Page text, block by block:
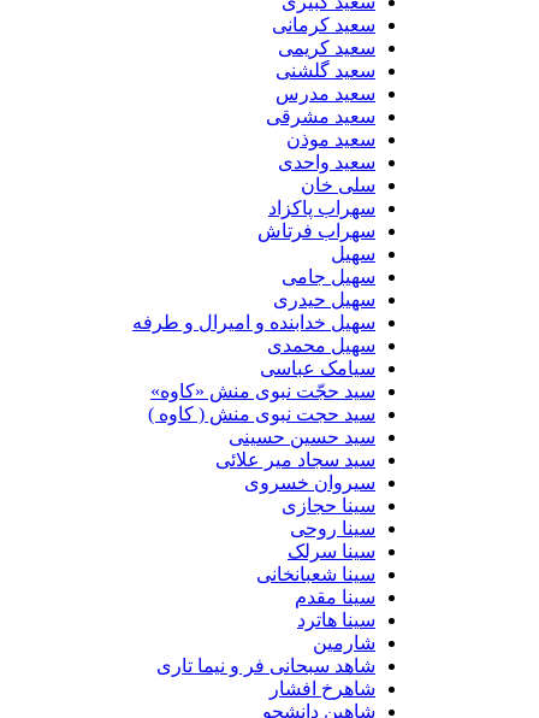
سعید کرمانی
سعید کریمی
سعید گلشنی
سعید مدرس
سعید مشرقی
سعید موذن
سعید واحدی
سلی خان
سهراب پاکزاد
سهراب فرتاش
سهیل
سهیل جامی
سهیل حیدری
سهیل خدابنده و امیرال و طرفه
سهیل محمدی
سیامک عباسی
سید حجّت نبوی منش «کاوه»
سید حجت نبوی منش ( کاوه )
سید حسین حسینى
سید سجاد میر علائی
سیروان خسروی
سینا حجازی
سینا روحی
سینا سرلک
سینا شعبانخانی
سینا مقدم
سینا هاترد
شارمین
شاهد سبحانی فر و نیما تاری
شاهرخ افشار
شاهین دانشجو